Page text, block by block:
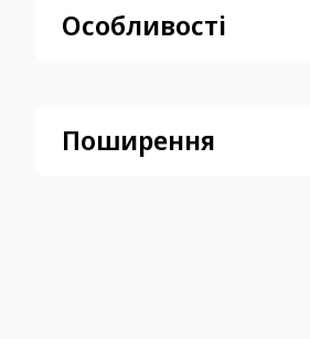
Особливості
Поширення